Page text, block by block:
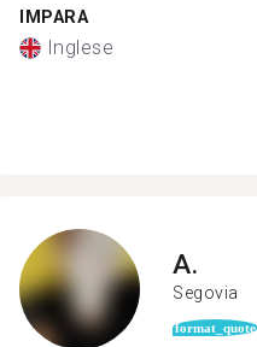
IMPARA
Inglese
A.
Segovia
format_quote